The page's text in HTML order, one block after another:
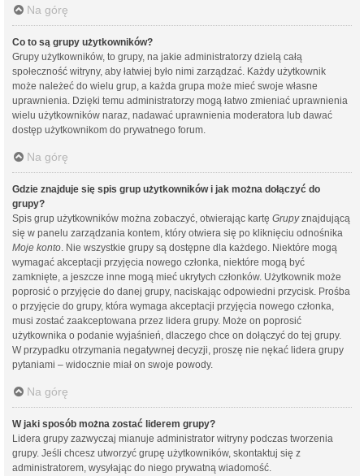
Na górę
Co to są grupy użytkowników?
Grupy użytkowników, to grupy, na jakie administratorzy dzielą całą
społeczność witryny, aby łatwiej było nimi zarządzać. Każdy użytkownik
może należeć do wielu grup, a każda grupa może mieć swoje własne
uprawnienia. Dzięki temu administratorzy mogą łatwo zmieniać uprawnienia
wielu użytkowników naraz, nadawać uprawnienia moderatora lub dawać
dostęp użytkownikom do prywatnego forum.
Na górę
Gdzie znajduje się spis grup użytkowników i jak można dołączyć do
grupy?
Spis grup użytkowników można zobaczyć, otwierając kartę Grupyznajdującą
się w panelu zarządzania kontem, który otwiera się po kliknięciu odnośnika
Moje konto. Nie wszystkie grupy są dostępne dla każdego. Niektóre mogą
wymagać akceptacji przyjęcia nowego członka, niektóre mogą być
zamknięte, a jeszcze inne mogą mieć ukrytych członków. Użytkownik może
poprosić o przyjęcie do danej grupy, naciskając odpowiedni przycisk. Prośba
o przyjęcie do grupy, która wymaga akceptacji przyjęcia nowego członka,
musi zostać zaakceptowana przez lidera grupy. Może on poprosić
użytkownika o podanie wyjaśnień, dlaczego chce on dołączyć do tej grupy.
W przypadku otrzymania negatywnej decyzji, proszę nie nękać lidera grupy
pytaniami – widocznie miał on swoje powody.
Na górę
W jaki sposób można zostać liderem grupy?
Lidera grupy zazwyczaj mianuje administrator witryny podczas tworzenia
grupy. Jeśli chcesz utworzyć grupę użytkowników, skontaktuj się z
administratorem, wysyłając do niego prywatną wiadomość.